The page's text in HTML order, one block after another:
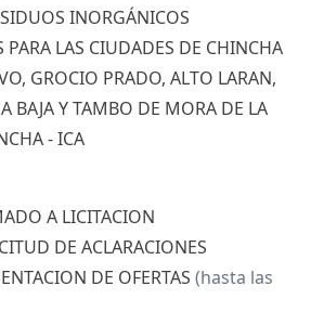
INORGÁNICOS
PARA LAS CIUDADES DE CHINCHA
GROCIO PRADO, ALTO LARAN,
BAJA Y TAMBO DE MORA DE LA
- ICA
A LICITACION
DE ACLARACIONES
DE OFERTAS (hasta las